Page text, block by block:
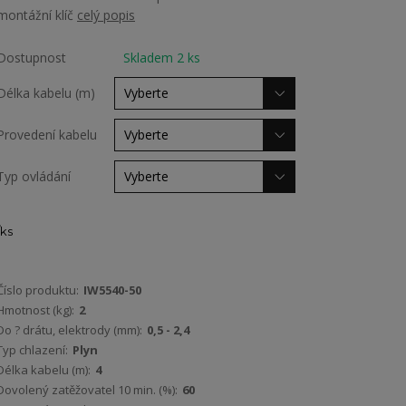
klíč celý popis
Skladem 2 ks
kabelu (m)
kabelu
ovládání
ks
produktu: IW5540-50
(kg): 2
? drátu, elektrody (mm): 0,5 - 2,4
chlazení: Plyn
kabelu (m): 4
zatěžovatel 10 min. (%): 60